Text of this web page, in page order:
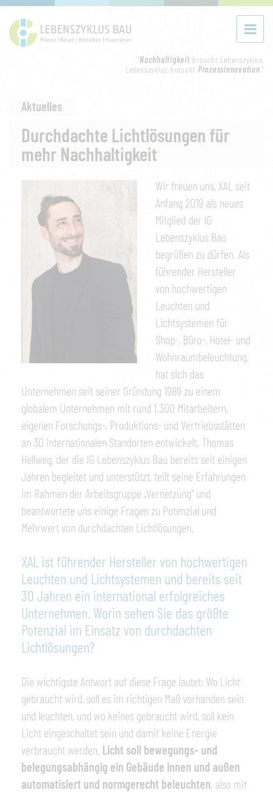
"Nachhaltigkeit braucht Lebenszyklus.
Lebenszyklus braucht Prozessinnovation."
Aktuelles
Durchdachte Lichtlösungen für
mehr Nachhaltigkeit
Wir freuen uns, XAL seit
Anfang 2019 als neues
Mitglied der IG
Lebenszyklus Bau
begrüßen zu dürfen. Als
führender Hersteller
von hochwertigen
Leuchten und
Lichtsystemen für
Shop-, Büro-, Hotel- und
Wohnraumbeleuchtung,
hat sich das
Unternehmen seit seiner Gründung 1989 zu einem
globalem Unternehmen mit rund 1.300 Mitarbeitern,
eigenen Forschungs-, Produktions- und Vertriebsstätten
an 30 internationalen Standorten entwickelt. Thomas
Hellweg, der die IG Lebenszyklus Bau bereits seit einigen
Jahren begleitet und unterstützt, teilt seine Erfahrungen
im Rahmen der Arbeitsgruppe „Vernetzung“ und
beantwortete uns einige Fragen zu Potenzial und
Mehrwert von durchdachten Lichtlösungen.
XAL ist führender Hersteller von hochwertigen
Leuchten und Lichtsystemen und bereits seit
30 Jahren ein international erfolgreiches
Unternehmen. Worin sehen Sie das größte
Potenzial im Einsatz von durchdachten
Lichtlösungen?
Die wichtigste Antwort auf diese Frage lautet: Wo Licht
gebraucht wird, soll es im richtigen Maß vorhanden sein
und leuchten, und wo keines gebraucht wird, soll kein
Licht eingeschaltet sein und damit keine Energie
verbraucht werden. Licht soll bewegungs- und
belegungsabhängig ein Gebäude innen und außen
automatisiert und normgerecht beleuchten, also mit